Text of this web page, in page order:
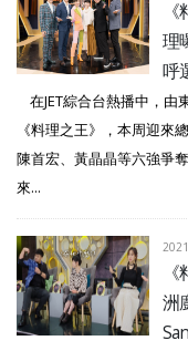
理
呼
在JET綜合台熱播中，由
《料理之王》，本周迎來
陳首宏、黃晶晶等六強爭
來...
洲